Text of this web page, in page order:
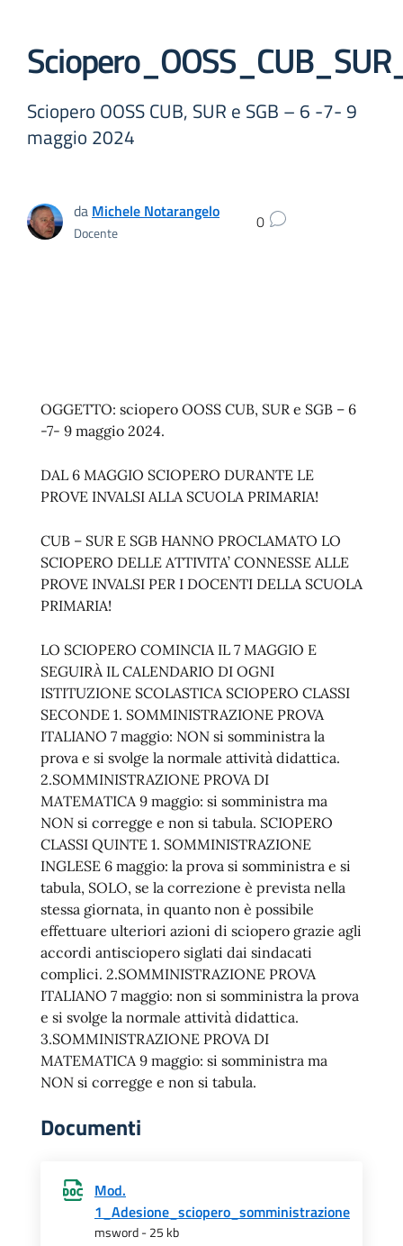
Sciopero OOSS CUB, SUR e SGB – 6 -7- 9
maggio 2024
da Michele Notarangelo
Docente 0
OGGETTO: sciopero OOSS CUB, SUR e SGB – 6
-7- 9 maggio 2024.
DAL 6 MAGGIO SCIOPERO DURANTE LE
PROVE INVALSI ALLA SCUOLA PRIMARIA!
CUB – SUR E SGB HANNO PROCLAMATO LO
SCIOPERO DELLE ATTIVITA’ CONNESSE ALLE
PROVE INVALSI PER I DOCENTI DELLA SCUOLA
PRIMARIA!
LO SCIOPERO COMINCIA IL 7 MAGGIO E
SEGUIRÀ IL CALENDARIO DI OGNI
ISTITUZIONE SCOLASTICA SCIOPERO CLASSI
SECONDE 1. SOMMINISTRAZIONE PROVA
ITALIANO 7 maggio: NON si somministra la
prova e si svolge la normale attività didattica.
2.SOMMINISTRAZIONE PROVA DI
MATEMATICA 9 maggio: si somministra ma
NON si corregge e non si tabula. SCIOPERO
CLASSI QUINTE 1. SOMMINISTRAZIONE
INGLESE 6 maggio: la prova si somministra e si
tabula, SOLO, se la correzione è prevista nella
stessa giornata, in quanto non è possibile
effettuare ulteriori azioni di sciopero grazie agli
accordi antisciopero siglati dai sindacati
complici. 2.SOMMINISTRAZIONE PROVA
ITALIANO 7 maggio: non si somministra la prova
e si svolge la normale attività didattica.
3.SOMMINISTRAZIONE PROVA DI
MATEMATICA 9 maggio: si somministra ma
NON si corregge e non si tabula.
Documenti
Mod.
1_Adesione_sciopero_somministrazione
msword - 25 kb